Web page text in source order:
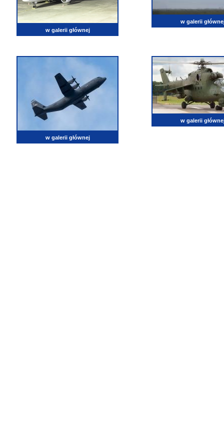
w galerii głównej
w galerii
w galerii głównej
w galerii